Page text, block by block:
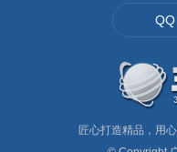
匠心打造精品，用